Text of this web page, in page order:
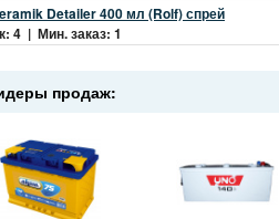
Detailer 400 мл (Rolf) спрей
4 | Мин. заказ: 1
продаж: